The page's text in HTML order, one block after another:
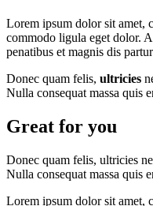
Lorem ipsum dolor sit amet,
commodo ligula eget dolor.
penatibus et magnis dis
Donec quam felis, ultricies
Nulla consequat massa quis
Great for you
Donec quam felis, ultricies
Nulla consequat massa quis
Lorem ipsum dolor sit amet,